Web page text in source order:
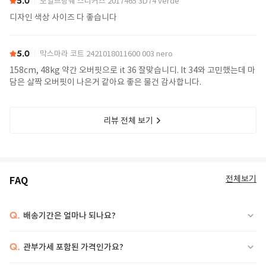
디자인 색상 사이즈 다 좋습니다
5.0 막스마라 코트 2421018011600 003 nero
158cm, 48kg 약간 오버핏으로 it 36 잘맞습니디. It 34와 고민했는데 마
담은 살짝 오버핏이 나은거 같아요 좋은 물건 감사합니다.
리뷰 전체 보기
FAQ 전체보기
Q. 배송기간은 얼마나 되나요?
Q. 관부가세 포함된 가격인가요?